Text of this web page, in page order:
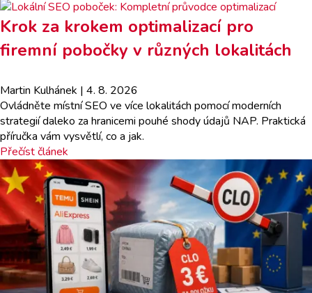
Krok za krokem optimalizací pro
firemní pobočky v různých lokalitách
Martin Kulhánek | 4. 8. 2026
Ovládněte místní SEO ve více lokalitách pomocí moderních
strategií daleko za hranicemi pouhé shody údajů NAP. Praktická
příručka vám vysvětlí, co a jak.
Přečíst článek